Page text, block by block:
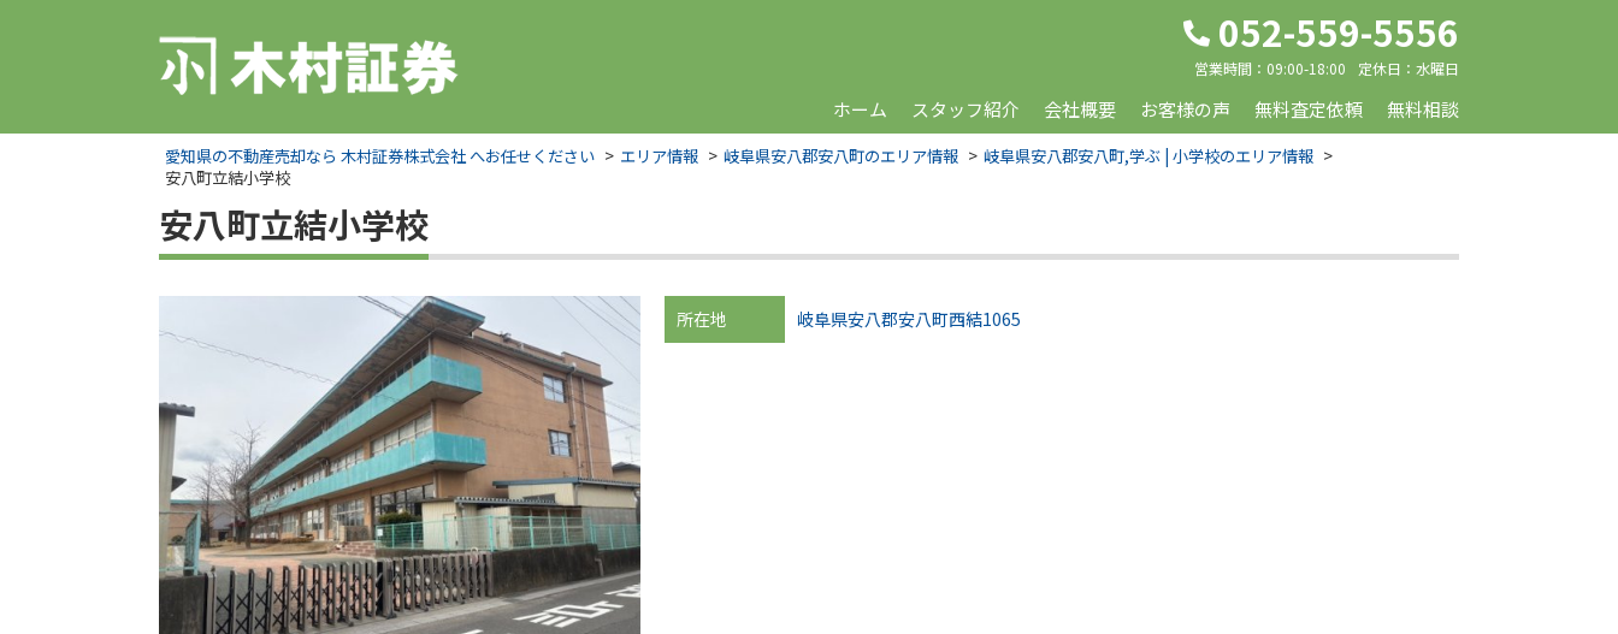
052-559-5556
営業時間： 09:00-18:00 定休日： 水曜日
ホーム スタッフ紹介 会社概要 お客様の声 無料査定依頼 無料相談
愛知県の不動産売却なら 木村証券株式会社 へお任せください エリア情報 岐阜県安八郡安八町のエリア情報
岐阜県安八郡安八町,学ぶ | 小学校のエリア情報
安八町立結小学校
安八町立結小学校
所在地 岐阜県安八郡安八町西結1065